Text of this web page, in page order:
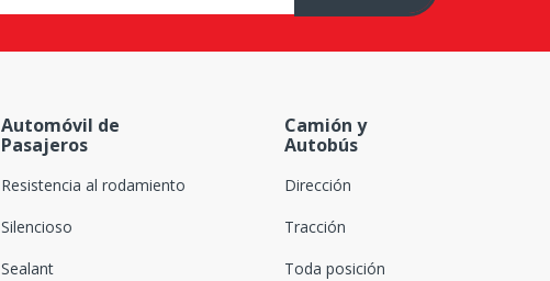
Automóvil de
Pasajeros
Resistencia al rodamiento
Silencioso
Sealant
Camión y
Autobús
Dirección
Tracción
Toda posición